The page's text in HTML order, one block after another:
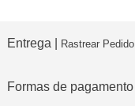
Entrega | Rastrear Pedido
Formas de pagamento